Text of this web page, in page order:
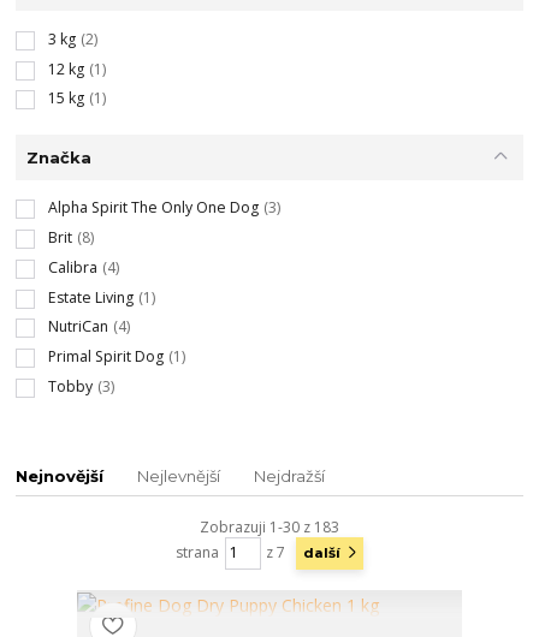
3 kg (2)
12 kg (1)
15 kg (1)
Značka
Alpha Spirit The Only One Dog (3)
Brit (8)
Calibra (4)
Estate Living (1)
NutriCan (4)
Primal Spirit Dog (1)
Tobby (3)
Nejnovější Nejlevnější Nejdražší
Zobrazuji 1-30 z 183
strana
z 7 další